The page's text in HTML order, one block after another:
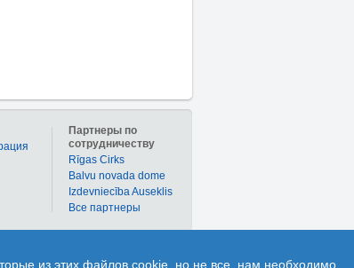
из этих файлов cookie, но не все, нам необходимо
Партнеры по
сотрудничеству
Rīgas Cirks
Balvu novada dome
Izdevniecība Auseklis
Bce партнеры
дает возможность приобрести